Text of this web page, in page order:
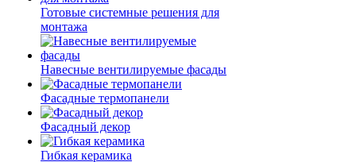
Готовые системные решения для
монтажа
Навесные вентилируемые фасады
Фасадные термопанели
Фасадный декор
Гибкая керамика